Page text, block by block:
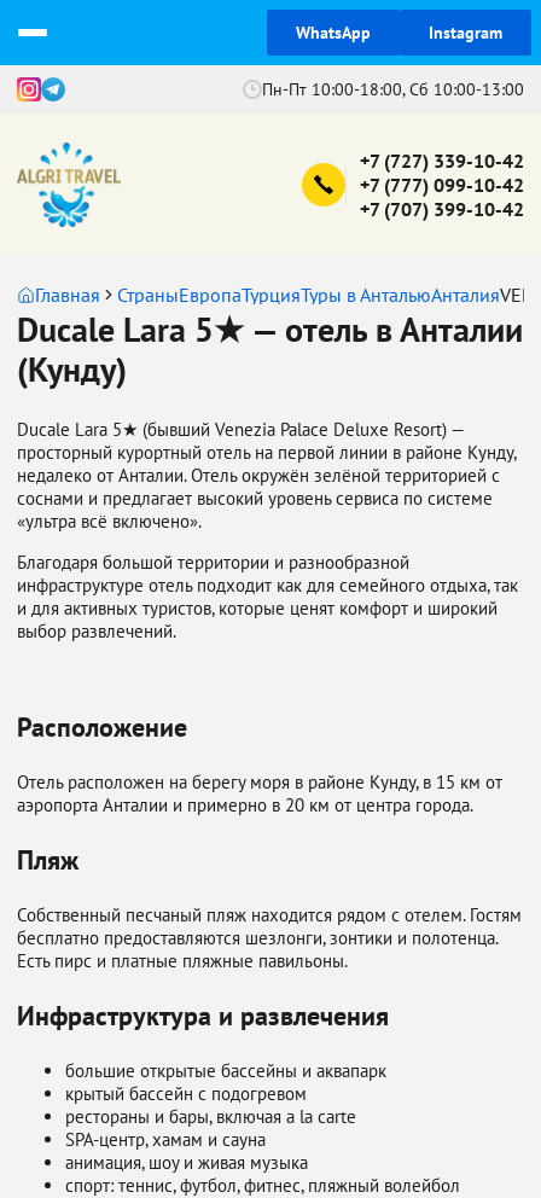
WhatsApp Instagram
Пн-Пт 10:00-18:00, Сб 10:00-13:00
+7 (727) 339-10-42
+7 (777) 099-10-42
+7 (707) 399-10-42
Главная СтраныЕвропаТурцияТуры в АнтальюАнталия
Ducale Lara 5★ — отель в Анталии
(Кунду)
Ducale Lara 5★ (бывший Venezia Palace Deluxe Resort) —
просторный курортный отель на первой линии в районе Кунду,
недалеко от Анталии. Отель окружён зелёной территорией с
соснами и предлагает высокий уровень сервиса по системе
«ультра всё включено».
Благодаря большой территории и разнообразной
инфраструктуре отель подходит как для семейного отдыха, так
и для активных туристов, которые ценят комфорт и широкий
выбор развлечений.
Расположение
Отель расположен на берегу моря в районе Кунду, в 15 км от
аэропорта Анталии и примерно в 20 км от центра города.
Пляж
Собственный песчаный пляж находится рядом с отелем. Гостям
бесплатно предоставляются шезлонги, зонтики и полотенца.
Есть пирс и платные пляжные павильоны.
Инфраструктура и развлечения
большие открытые бассейны и аквапарк
крытый бассейн с подогревом
рестораны и бары, включая a la carte
SPA-центр, хамам и сауна
анимация, шоу и живая музыка
спорт: теннис, футбол, фитнес, пляжный волейбол